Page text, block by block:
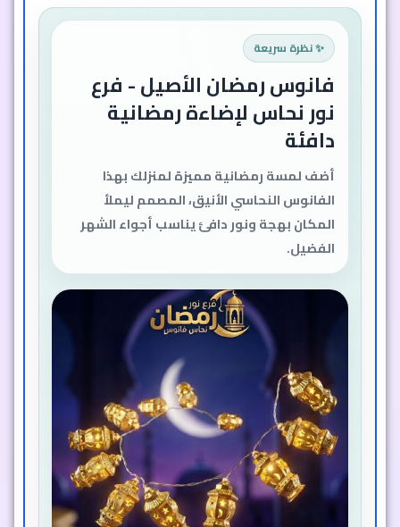
✨ نظرة سريعة
فانوس رمضان الأصيل - فرع
نور نحاس لإضاءة رمضانية
دافئة
أضف لمسة رمضانية مميزة لمنزلك بهذا
الفانوس النحاسي الأنيق، المصمم ليملأ
المكان بهجة ونور دافئ يناسب أجواء الشهر
الفضيل.